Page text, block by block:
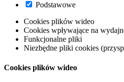
Podstawowe
Cookies plików wideo
Cookies wpływające na
Funkcjonalne pliki
Niezbędne pliki cookies
Cookies plików wideo